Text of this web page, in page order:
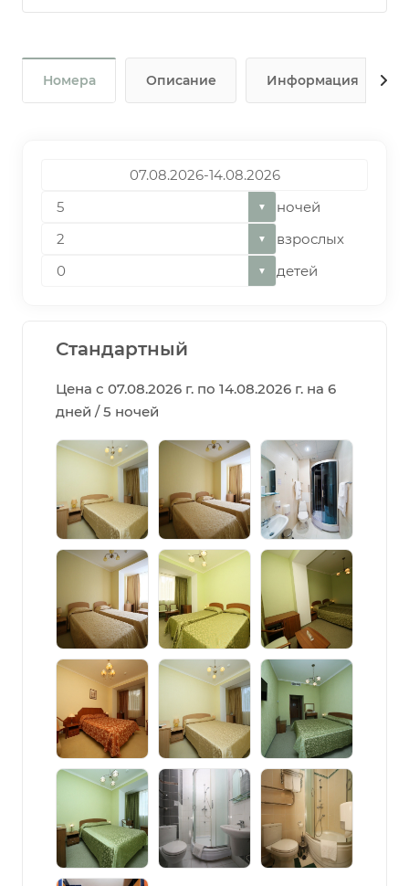
Номера Описание Информация
▼ ночей
▼ взрослых
▼ детей
Стандартный
Цена с 07.08.2026 г. по 14.08.2026 г. на 6
дней / 5 ночей